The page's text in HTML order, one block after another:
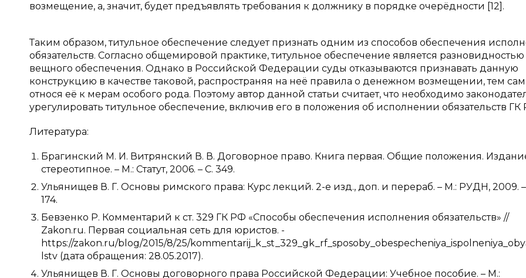
возмещение, а, значит, будет предъявлять требования к должнику в порядке очерёдности [12].
Таким образом, титульное обеспечение следует признать одним из способов обеспечения
обязательств. Согласно общемировой практике, титульное обеспечение является разновидностью
вещного обеспечения. Однако в Российской Федерации суды отказываются признавать данную
конструкцию в качестве таковой, распространяя на неё правила о денежном возмещении, тем
относя её к мерам особого рода. Поэтому автор данной статьи считает, что необходимо
урегулировать титульное обеспечение, включив его в положения об исполнении обязательств ГК
Литература:
Брагинский М. И. Витрянский В. В. Договорное право. Книга первая. Общие положения.
стереотипное. – М.: Статут, 2006. – С. 349.
Ульянищев В. Г. Основы римского права: Курс лекций. 2-е изд., доп. и перераб. – М.: РУДН, 2009.
174.
Бевзенко Р. Комментарий к ст. 329 ГК РФ «Способы обеспечения исполнения обязательств» //
Zakon.ru. Первая социальная сеть для юристов. -
https://zakon.ru/blog/2015/8/25/
lstv (дата обращения: 28.05.2017).
Ульянищев В. Г. Основы договорного права Российской Федерации: Учебное пособие. – М.: